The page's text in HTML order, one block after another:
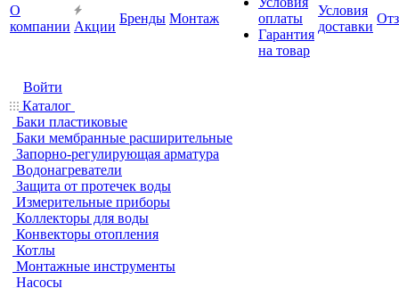
О
компании Акции
Бренды Монтаж
оплаты
Гарантия
на товар
Условия
доставки
Войти
Каталог
Баки пластиковые
Баки мембранные расширительные
Запорно-регулирующая арматура
Водонагреватели
Защита от протечек воды
Измерительные приборы
Коллекторы для воды
Конвекторы отопления
Котлы
Монтажные инструменты
Насосы